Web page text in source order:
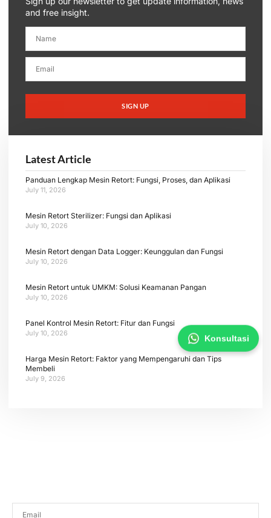
and free insight.
SIGN UP
Latest Article
Panduan Lengkap Mesin Retort: Fungsi, Proses, dan Aplikasi
July 11, 2026
Mesin Retort Sterilizer: Fungsi dan Aplikasi
July 10, 2026
Mesin Retort dengan Data Logger: Keunggulan dan Fungsi
July 10, 2026
Mesin Retort untuk UMKM: Solusi Keamanan Pangan
July 10, 2026
Panel Kontrol Mesin Retort: Fitur dan Fungsi
July 10, 2026
Harga Mesin Retort: Faktor yang Mempengaruhi dan Tips
Membeli
July 9, 2026
Konsultasi